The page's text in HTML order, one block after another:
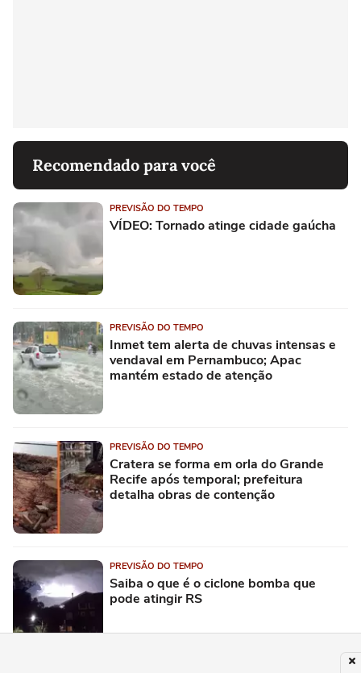
Recomendado para você
PREVISÃO DO TEMPO
VÍDEO: Tornado atinge cidade gaúcha
PREVISÃO DO TEMPO
Inmet tem alerta de chuvas intensas e
vendaval em Pernambuco; Apac
mantém estado de atenção
PREVISÃO DO TEMPO
Cratera se forma em orla do Grande
Recife após temporal; prefeitura
detalha obras de contenção
PREVISÃO DO TEMPO
Saiba o que é o ciclone bomba que
pode atingir RS